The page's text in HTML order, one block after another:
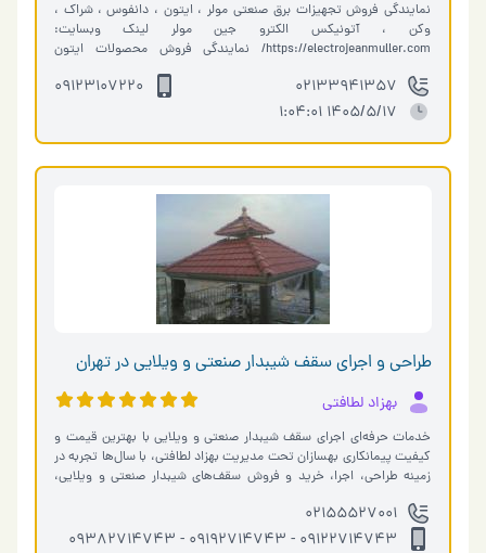
نمایندگی فروش تجهیزات برق صنعتی مولر ، ایتون ، دانفوس ، شراک ،
وکن ، آتونیکس الکترو جین مولر لینک وبسایت:
https://electrojeanmuller.com/ نمایندگی فروش محصولات ایتون
02133941357
09123107220
1405/5/17 1:04:01
طراحی و اجرای سقف شیبدار صنعتی و ویلایی در تهران
بهزاد لطافتی
خدمات حرفه‌ای اجرای سقف شیبدار صنعتی و ویلایی با بهترین قیمت و
کیفیت پیمانکاری بهسازان تحت مدیریت بهزاد لطافتی، با سال‌ها تجربه در
زمینه طراحی، اجرا، خرید و فروش سقف‌های شیبدار صنعتی و ویلایی،
02155527001
09122714743 - 09192714743 - 09382714743